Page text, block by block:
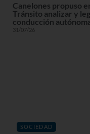
Canelones propuso
Tránsito analizar y
conducción
31/07/26
SOCIEDAD